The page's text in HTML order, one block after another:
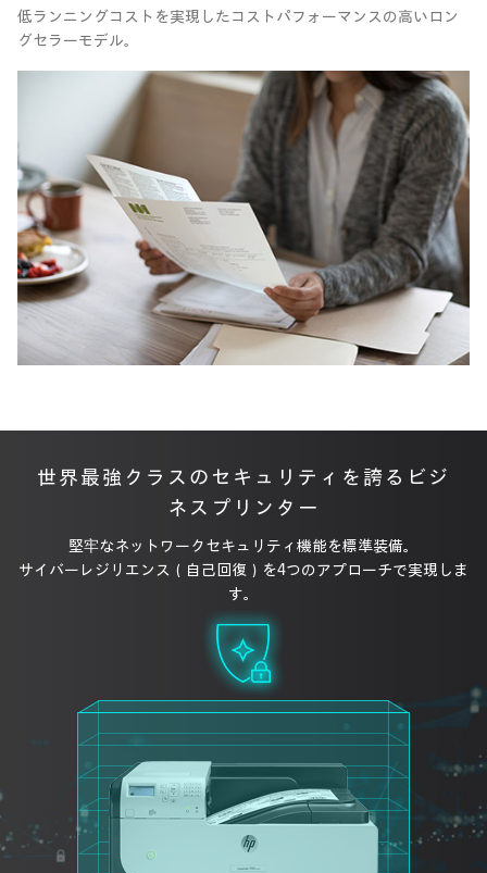
低ランニングコストを実現したコストパフォーマンスの高いロン
グセラーモデル。
世界最強クラスのセキュリティを誇るビジ
ネスプリンター
堅牢なネットワークセキュリティ機能を標準装備。
サイバーレジリエンス（自己回復）を4つのアプローチで実現しま
す。